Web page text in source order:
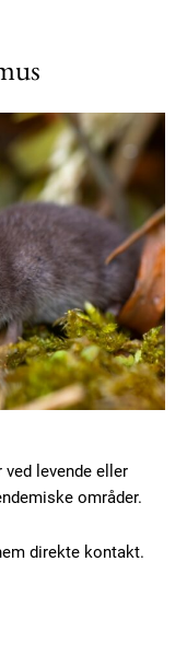
ved levende eller
områder.
direkte kontakt.